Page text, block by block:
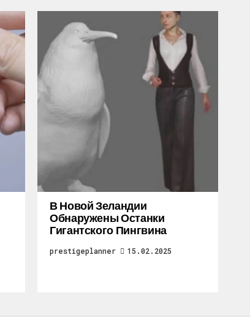
В Новой Зеландии
Обнаружены Останки
Гигантского Пингвина
prestigeplanner 15.02.2025